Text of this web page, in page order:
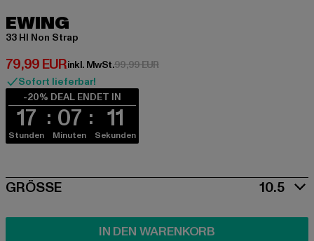
EWING
33 HI Non Strap
79,99 EUR
Derzeitiger Preis: 79,99 EUR
inkl. MwSt.99,99 EURAktionspreis: 99,99 EUR
Sofort lieferbar!
-20% DEAL ENDET IN
17
Stunden
07
Minuten
11
Sekunden
SIZE
GRÖSSE 10.5
IN DEN WARENKORB